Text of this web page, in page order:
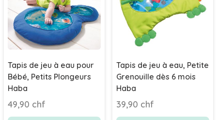
Tapis de jeu à eau pour
Bébé, Petits Plongeurs
Haba
49,90 chf
Tapis de jeu à eau, Petite
Grenouille dès 6 mois
Haba
39,90 chf